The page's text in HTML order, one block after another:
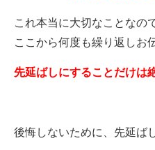
これ本当に大切なことなの
ここから何度も繰り返しお
先延ばしにすることだけは
後悔しないために、先延ば